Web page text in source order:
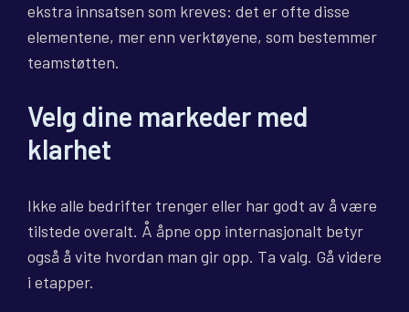
ekstra innsatsen som kreves: det er ofte disse
elementene, mer enn verktøyene, som bestemmer
teamstøtten.
Velg dine markeder med
klarhet
Ikke alle bedrifter trenger eller har godt av å være
tilstede overalt. Å åpne opp internasjonalt betyr
også å vite hvordan man gir opp. Ta valg. Gå videre
i etapper.